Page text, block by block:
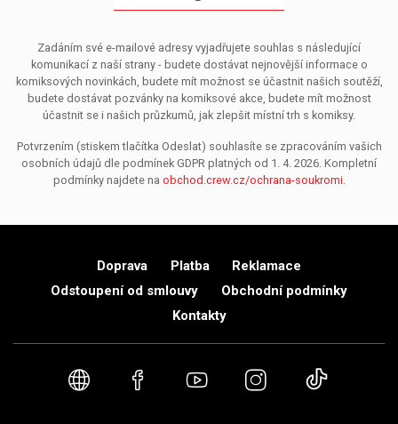
Zadáním své e-mailové adresy vyjadřujete souhlas s následující
komunikací z naší strany - budete dostávat nejnovější informace o
komiksových novinkách, budete mít možnost se účastnit našich soutěží,
budete dostávat pozvánky na komiksové akce, budete mít možnost
účastnit se i našich průzkumů, jak zlepšit místní trh s komiksy.
Potvrzením (stiskem tlačítka Odeslat) souhlasíte se zpracováním vašich
osobních údajů dle podmínek GDPR platných od 1. 4. 2026. Kompletní
podmínky najdete na obchod.crew.cz/ochrana-soukromi.
Doprava Platba
Reklamace
Odstoupení od smlouvy
Obchodní podmínky
Kontakty
Webové stránky
FacebookYouTubeInstagram